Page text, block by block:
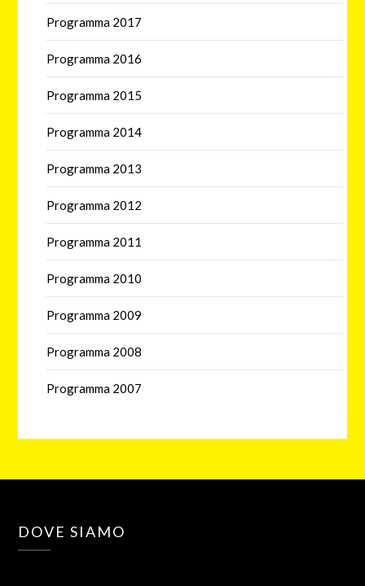
Programma 2017
Programma 2016
Programma 2015
Programma 2014
Programma 2013
Programma 2012
Programma 2011
Programma 2010
Programma 2009
Programma 2008
Programma 2007
DOVE SIAMO